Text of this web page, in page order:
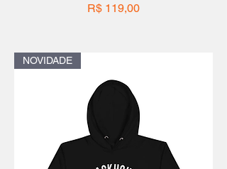
Preço
R$ 119,00
NOVIDADE